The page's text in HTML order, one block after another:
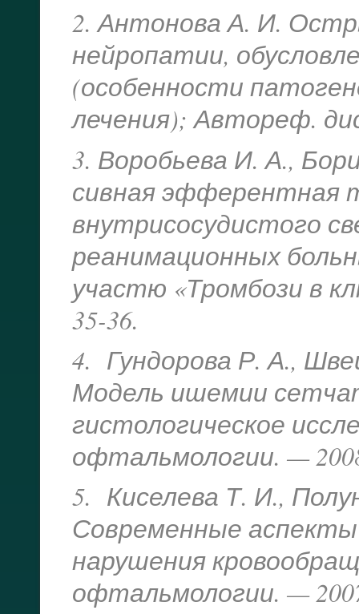
2. Антонова А. И.
нейропатии,
(особенности
лечения); Автореф.
3. Воробьева И. А.,
сивная эфферентная
внутрисосудистого
реанимационных
участю «Тромбози в
35-36.
4. Гундорова Р. А.,
Модель ишемии
гистологическое
офтальмологии. —
5. Киселева Т. И.,
Современные
нарушения
офтальмологии. —